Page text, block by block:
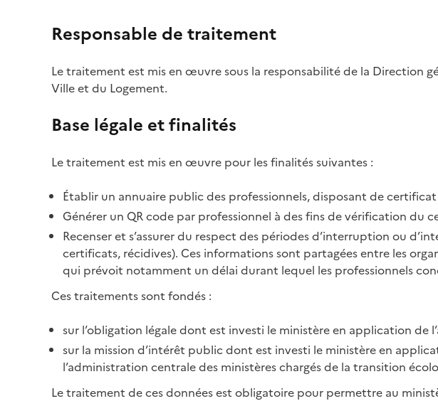
Responsable de traitement
Le traitement est mis en œuvre sous la responsabilité de la Direction
Ville et du Logement.
Base légale et finalités
Le traitement est mis en œuvre pour les finalités suivantes :
Établir un annuaire public des professionnels, disposant de
Générer un QR code par professionnel à des fins de vérification du
Recenser et s’assurer du respect des périodes d’interruption ou
certificats, récidives). Ces informations sont partagées entre les
qui prévoit notamment un délai durant lequel les professionnels
Ces traitements sont fondés :
sur l’obligation légale dont est investi le ministère en application de
sur la mission d’intérêt public dont est investi le ministère en
l’administration centrale des ministères chargés de la transition
Le traitement de ces données est obligatoire pour permettre au